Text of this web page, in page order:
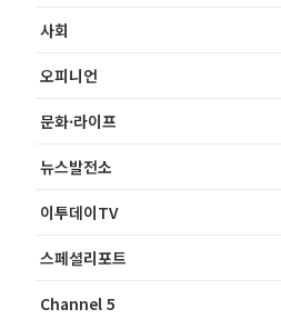
사회
오피니언
문화·라이프
뉴스발전소
이투데이TV
스페셜리포트
Channel 5